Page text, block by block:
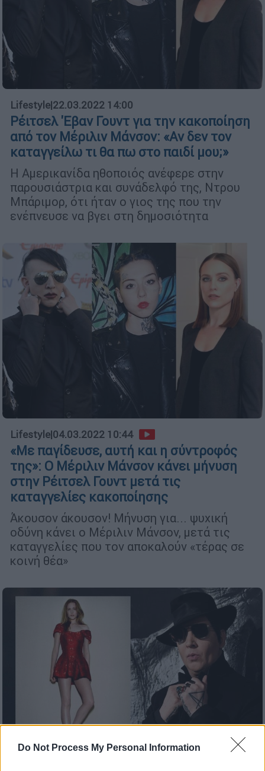
Do Not Process My Personal Information
Lifestyle|22.03.2022 14:00
Ρέιτσελ 'Εβαν Γουντ για την κακοποίηση
από τον Μέριλιν Μάνσον: «Αν δεν τον
καταγγείλω τι θα πω στο παιδί μου;»
Η Αμερικανίδα ηθοποιός ανέφερε στην
παρουσιάστρια και συνάδελφό της, Ντρου
Μπάριμορ, ότι ήταν ο γιος της που την
ενέπνευσε να βγει στη δημοσιότητα
Lifestyle|04.03.2022 10:44
«Με παγίδευσε, αυτή και η σύντροφός
της»: O Μέριλιν Μάνσον κάνει μήνυση
στην Ρέιτσελ Γουντ μετά τις
καταγγελίες κακοποίησης
Άκουσον άκουσον! Μήνυση για... ψυχική
οδύνη κάνει ο Μέριλιν Μάνσον, μετά τις
καταγγελίες που τον αποκαλούν «τέρας σε
κοινή θέα»